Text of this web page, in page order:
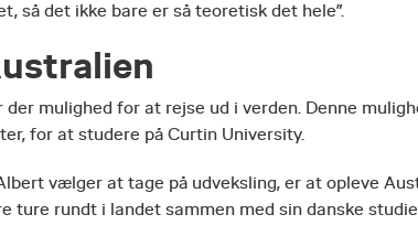
så det ikke bare er så teoretisk det hele”.
der mulighed for at rejse ud i verden. Denne
for at studere på Curtin University.
vælger at tage på udveksling, er at opleve
ture rundt i landet sammen med sin danske